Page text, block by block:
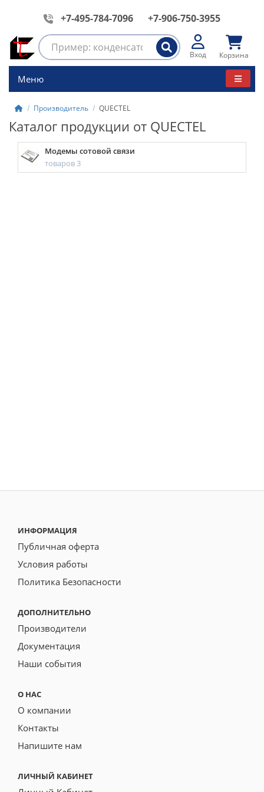
+7-495-784-7096 +7-906-750-3955
Вход Корзина
Меню
Производитель QUECTEL
Каталог продукции от QUECTEL
Модемы сотовой связи
товаров 3
ИНФОРМАЦИЯ
Публичная оферта
Условия работы
Политика Безопасности
ДОПОЛНИТЕЛЬНО
Производители
Документация
Наши события
О НАС
О компании
Контакты
Напишите нам
ЛИЧНЫЙ КАБИНЕТ